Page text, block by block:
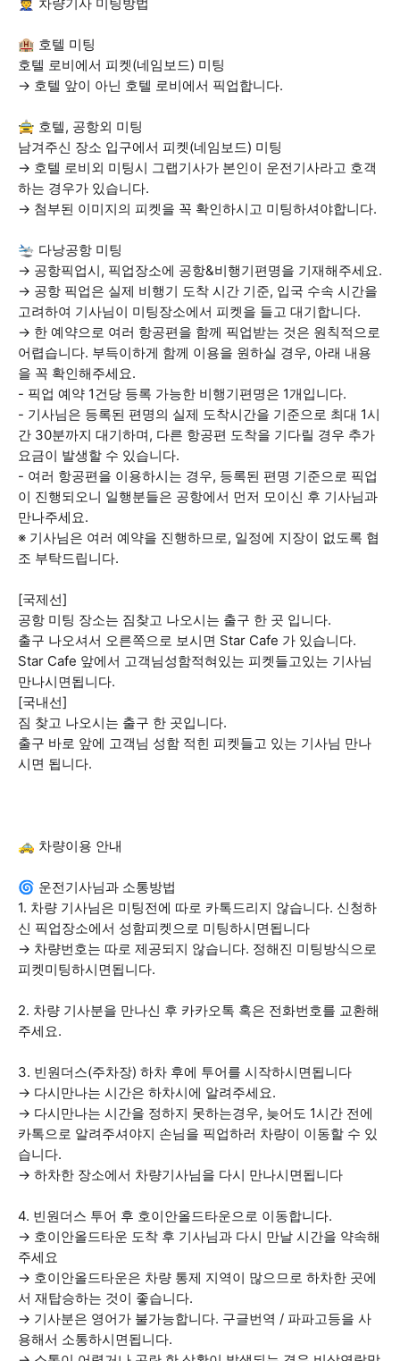
🏨 호텔 미팅
호텔 로비에서 피켓(네임보드) 미팅
→ 호텔 앞이 아닌 호텔 로비에서 픽업합니다.
🚖 호텔, 공항외 미팅
남겨주신 장소 입구에서 피켓(네임보드) 미팅
→ 호텔 로비외 미팅시 그랩기사가 본인이 운전기사라고 호객
하는 경우가 있습니다.
→ 첨부된 이미지의 피켓을 꼭 확인하시고 미팅하셔야합니다.
🛬 다낭공항 미팅
→ 공항픽업시, 픽업장소에 공항&비행기편명을 기재해주세요.
→ 공항 픽업은 실제 비행기 도착 시간 기준, 입국 수속 시간을
고려하여 기사님이 미팅장소에서 피켓을 들고 대기합니다.
→ 한 예약으로 여러 항공편을 함께 픽업받는 것은 원칙적으로
어렵습니다. 부득이하게 함께 이용을 원하실 경우, 아래 내용
을 꼭 확인해주세요.
- 픽업 예약 1건당 등록 가능한 비행기편명은 1개입니다.
- 기사님은 등록된 편명의 실제 도착시간을 기준으로 최대 1시
간 30분까지 대기하며, 다른 항공편 도착을 기다릴 경우 추가
요금이 발생할 수 있습니다.
- 여러 항공편을 이용하시는 경우, 등록된 편명 기준으로 픽업
이 진행되오니 일행분들은 공항에서 먼저 모이신 후 기사님과
만나주세요.
※ 기사님은 여러 예약을 진행하므로, 일정에 지장이 없도록 협
조 부탁드립니다.
[국제선]
공항 미팅 장소는 짐찾고 나오시는 출구 한 곳 입니다.
출구 나오셔서 오른쪽으로 보시면 Star Cafe 가 있습니다.
Star Cafe 앞에서 고객님성함적혀있는 피켓들고있는 기사님
만나시면됩니다.
[국내선]
짐 찾고 나오시는 출구 한 곳입니다.
출구 바로 앞에 고객님 성함 적힌 피켓들고 있는 기사님 만나
시면 됩니다.
🚕 차량이용 안내
🌀 운전기사님과 소통방법
1. 차량 기사님은 미팅전에 따로 카톡드리지 않습니다. 신청하
신 픽업장소에서 성함피켓으로 미팅하시면됩니다
→ 차량번호는 따로 제공되지 않습니다. 정해진 미팅방식으로
피켓미팅하시면됩니다.
2. 차량 기사분을 만나신 후 카카오톡 혹은 전화번호를 교환해
주세요.
3. 빈원더스(주차장) 하차 후에 투어를 시작하시면됩니다
→ 다시만나는 시간은 하차시에 알려주세요.
→ 다시만나는 시간을 정하지 못하는경우, 늦어도 1시간 전에
카톡으로 알려주셔야지 손님을 픽업하러 차량이 이동할 수 있
습니다.
→ 하차한 장소에서 차량기사님을 다시 만나시면됩니다
4. 빈원더스 투어 후 호이안올드타운으로 이동합니다.
→ 호이안올드타운 도착 후 기사님과 다시 만날 시간을 약속해
주세요
→ 호이안올드타운은 차량 통제 지역이 많으므로 하차한 곳에
서 재탑승하는 것이 좋습니다.
→ 기사분은 영어가 불가능합니다. 구글번역 / 파파고등을 사
용해서 소통하시면됩니다.